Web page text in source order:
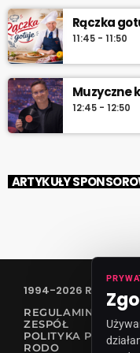
Rączka
11:45 - 11:50
Muzyczne
12:45 - 12:50
ARTYKUŁY
1994-2026 RADIO
REGULAMIN
ZESPÓŁ
POLITYKA
RODO